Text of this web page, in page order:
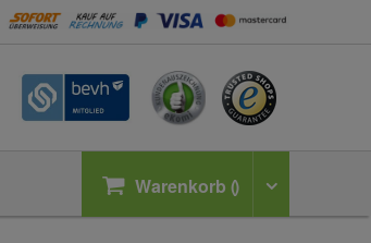
Warenkorb